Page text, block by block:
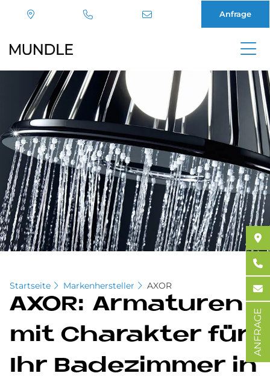
Anfrage
Startseite Markenhersteller AXOR
AXOR: Ar­ma­tu­ren
mit Cha­rak­ter für
Ihr Ba­de­zim­mer in
ANFRAGE